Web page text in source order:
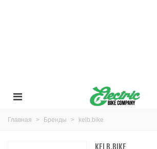
Главная > Бренды > kelb.bike